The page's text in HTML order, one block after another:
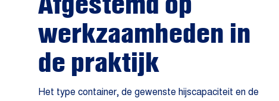
werkzaamheden in
de praktijk
Het type container, de gewenste hijscapaciteit en de